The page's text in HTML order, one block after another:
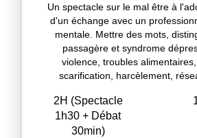
Un spectacle sur le mal être à
d'un échange avec un
mentale. Mettre des mots,
passagère et syndrome
violence, troubles alimentaires,
scarification, harcèlement,
2H (Spectacle
1h30 + Débat
30min)